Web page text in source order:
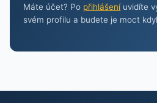
Máte účet? Po přihlášeníuvidíte
svém profilu a budete je moct